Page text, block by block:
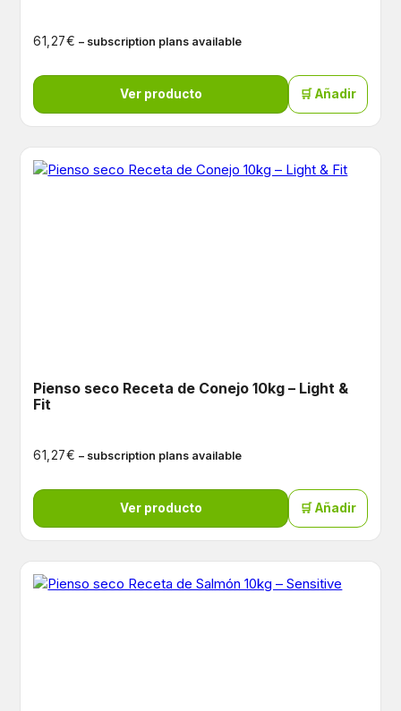
61,27€ – subscription plans available
Ver producto 🛒 Añadir
Pienso seco Receta de Conejo 10kg – Light &
Fit
61,27€ – subscription plans available
Ver producto 🛒 Añadir